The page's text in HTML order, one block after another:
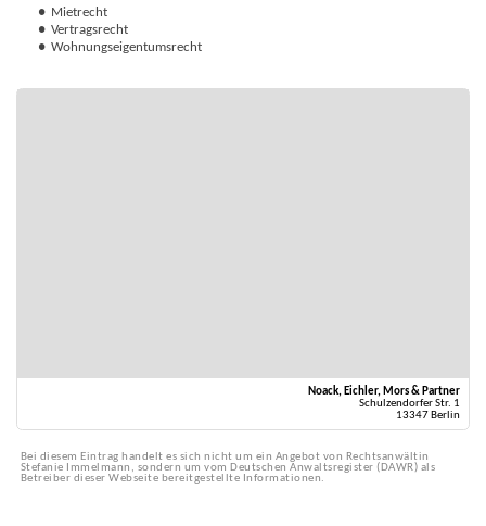
Mietrecht
Vertragsrecht
Wohnungseigentumsrecht
Noack, Eichler, Mors & Partner
Schulzendorfer Str. 1
13347 Berlin
Bei diesem Eintrag handelt es sich nicht um ein Angebot von Rechtsanwältin
Stefanie Immelmann, sondern um vom Deutschen Anwaltsregister (DAWR) als
Betreiber dieser Webseite bereitgestellte Informationen.